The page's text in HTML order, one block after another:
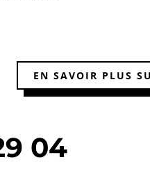
EN SAVOIR PLUS
04